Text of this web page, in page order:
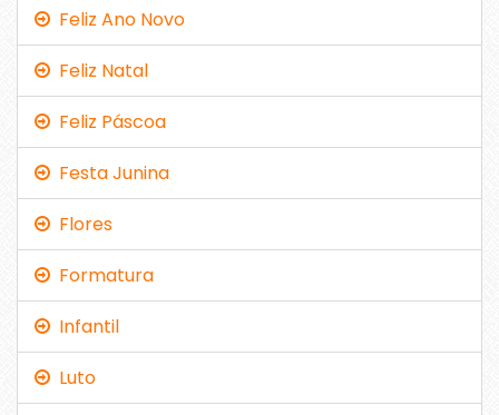
Feliz Ano Novo
Feliz Natal
Feliz Páscoa
Festa Junina
Flores
Formatura
Infantil
Luto